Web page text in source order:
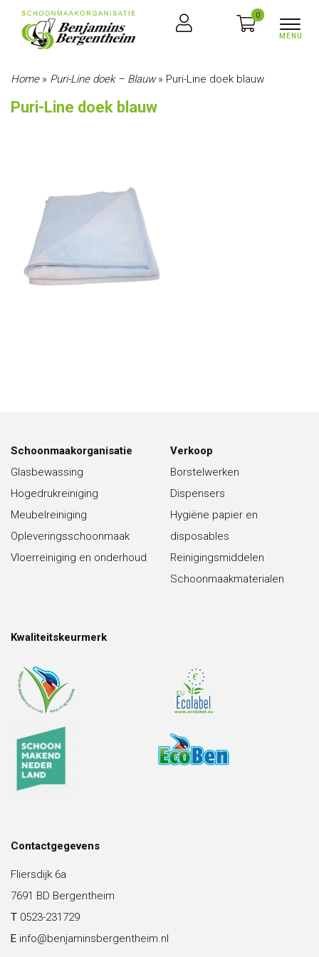
0
Home» Puri-Line doek – Blauw» Puri-Line doek blauw
Puri-Line doek blauw
Schoonmaakorganisatie
Glasbewassing
Hogedrukreiniging
Meubelreiniging
Opleveringsschoonmaak
Vloerreiniging en onderhoud
Verkoop
Borstelwerken
Dispensers
Hygiëne papier en
disposables
Reinigingsmiddelen
Schoonmaakmaterialen
Kwaliteitskeurmerk
Contactgegevens
Fliersdijk 6a
7691 BD Bergentheim
T 0523-231729
E info@benjaminsbergentheim.nl